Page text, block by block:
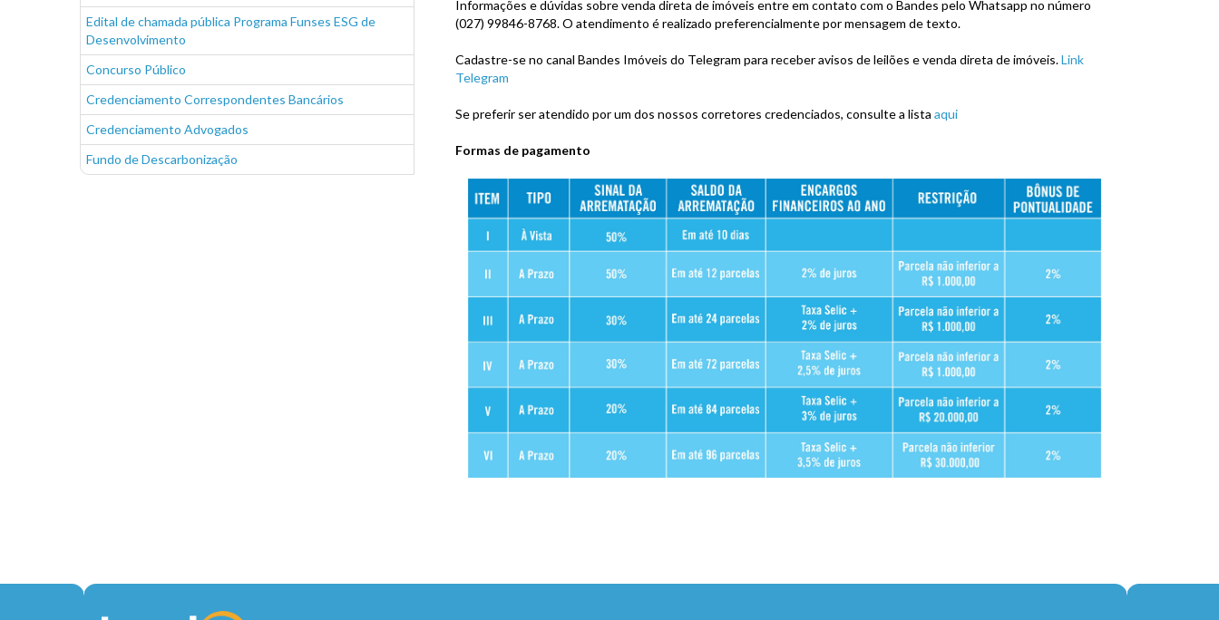
Edital de chamada pública Programa Funses ESG de
Desenvolvimento
Concurso Público
Credenciamento Correspondentes Bancários
Credenciamento Advogados
Fundo de Descarbonização
Informações e dúvidas sobre venda direta de imóveis entre em contato com o Bandes pelo Whatsapp no número
(027) 99846-8768. O atendimento é realizado preferencialmente por mensagem de texto.
Cadastre-se no canal Bandes Imóveis do Telegram para receber avisos de leilões e venda direta de imóveis.Link
Telegram
Se preferir ser atendido por um dos nossos corretores credenciados, consulte a lista aqui
Formas de pagamento